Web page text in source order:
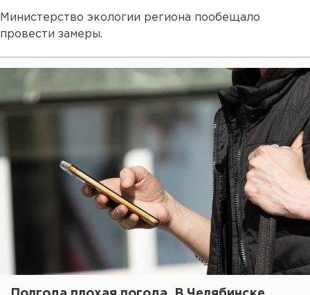
Министерство экологии региона пообещало
провести замеры.